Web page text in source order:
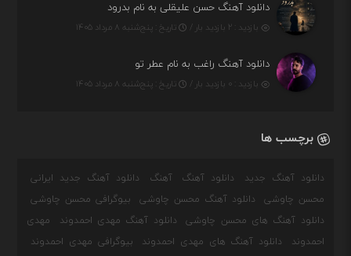
دانلود آهنگ حسن علیقلی به نام بدرود
بازدید : ۲ بازدید بار / تاریخ : پنج‌شنبه ۸ مرداد ۱۴۰۵
دانلود آهنگ راغب به نام عطر تو
بازدید : ۰ بازدید بار / تاریخ : پنج‌شنبه ۸ مرداد ۱۴۰۵
برچسب ها
دانلود آهنگ جدید دانلود آهنگ آهنگ
دانلود آهنگ جدید ایرانی
محسن چاوشی
دانلود آهنگ محسن چاوشی
بیوگرافی محسن چاوشی
دانلود آهنگ های محسن چاوشی
دانلود آهنگ مهدی احمدوند
مهدی
احمدوند
دانلود آهنگ های مهدی احمدوند
بیوگرافی مهدی احمدوند